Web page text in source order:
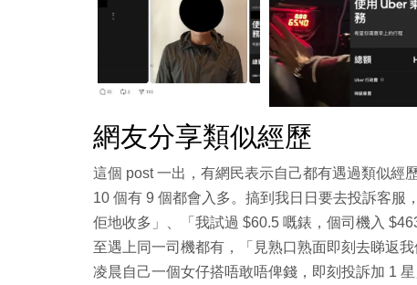
網友分享類似經歷
這個 post 一出，有網民表示自己都有遇過類似經
10 個有 9 個都會入多。搞到我日日要去投訴客
佢地收多」、「我試過 $60.5 嘅錶，個司機入
至遇上同一司機都有，「見熟口熟面即刻去睇返
凌晨自己一個女仔搭唔敢唔俾錢，即刻投訴加 1